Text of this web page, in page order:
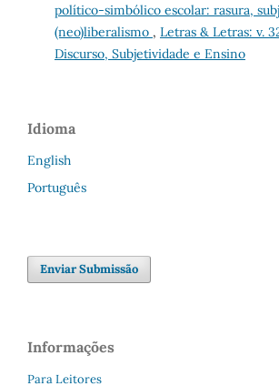
político-simbólico escolar: rasura,
(neo)liberalismo , Letras & Letras: v.
Discurso, Subjetividade e Ensino
Idioma
English
Português
Enviar Submissão
Informações
Para Leitores